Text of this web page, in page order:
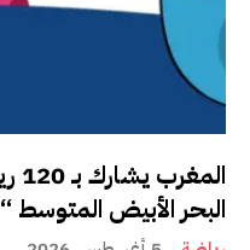
البحر الأبيض المتوسط